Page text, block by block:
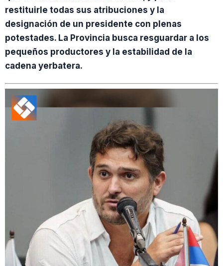
restituirle todas sus atribuciones y la
designación de un presidente con plenas
potestades. La Provincia busca resguardar a los
pequeños productores y la estabilidad de la
cadena yerbatera.